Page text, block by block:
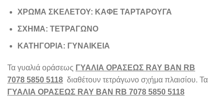
ΧΡΩΜΑ ΣΚΕΛΕΤΟΥ: ΚΑΦΕ ΤΑΡΤΑΡΟΥΓΑ
ΣΧΗΜΑ: ΤΕΤΡΑΓΩΝΟ
ΚΑΤΗΓΟΡΙΑ: ΓΥΝΑΙΚΕΙΑ
Τα γυαλιά οράσεως ΓΥΑΛΙΑ ΟΡΑΣΕΩΣ RAY BAN RB
7078 5850 5118 διαθέτουν τετράγωνο σχήμα πλαισίου. Τα
ΓΥΑΛΙΑ ΟΡΑΣΕΩΣ RAY BAN RB 7078 5850 5118